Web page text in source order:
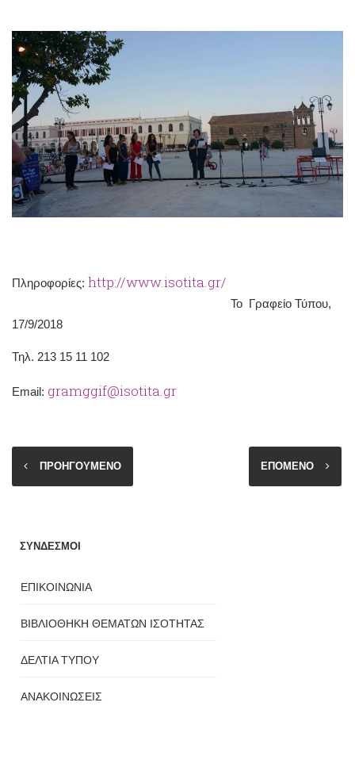
Πληροφορίες: http://www.isotita.gr/
Το Γραφείο Τύπου,
17/9/2018
Τηλ. 213 15 11 102
Email: gramggif@isotita.gr
ΠΡΟΗΓΟΥΜΕΝΟ ΕΠΟΜΕΝΟ
ΣΥΝΔΕΣΜΟΙ
ΕΠΙΚΟΙΝΩΝΙΑ
ΒΙΒΛΙΟΘΗΚΗ ΘΕΜΑΤΩΝ ΙΣΟΤΗΤΑΣ
ΔΕΛΤΙΑ ΤΥΠΟΥ
ΑΝΑΚΟΙΝΩΣΕΙΣ